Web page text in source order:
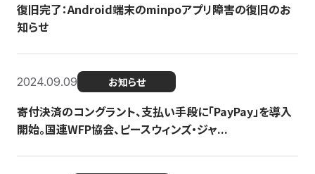
復旧完了：Android端末のminpoアプリ障害の復旧のお
知らせ
2024.09.09 お知らせ
寄付決済のコングラント、支払い手段に「PayPay」を導入
開始。国連WFP協会、ピースウィンズ・ジャ...